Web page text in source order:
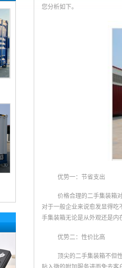
您分析如下。
优势一：节省支出
价格合理的二手集装箱
对于一般企业来说愈发显得
手集装箱无论是从外观还是内
优势二：性价比高
顶尖的二手集装箱不但